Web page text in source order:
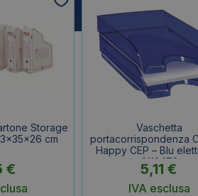
Storage
cm
€
Vaschetta
portacorrispondenza
Happy CEP – Blu
2112472
5,11 €
IVA esclusa